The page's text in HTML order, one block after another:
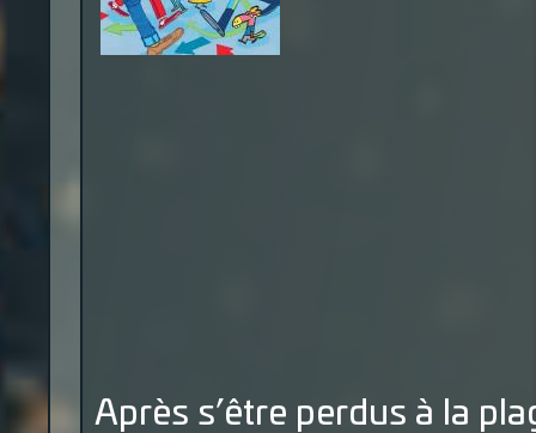
Après s’être perdus à la